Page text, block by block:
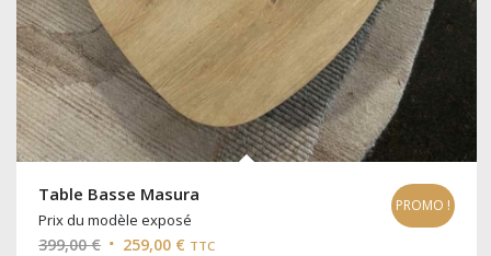
Table Basse Masura
Prix du modèle exposé
399,00€ Le 259,00 € Le
TTC
PROMO !